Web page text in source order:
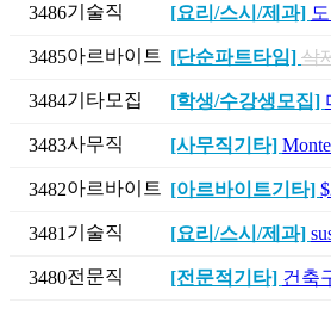
3486기술직 [요리/스시/제과]
3485아르바이트 [단순파트타임] 삭
3484기타모집 [학생/수강생모집]
3483사무직 [사무직기타]
3482아르바이트 [아르바이트기타]
3481 기술직 [요리/스시/제과]
3480전문직 [전문적기타] 건축